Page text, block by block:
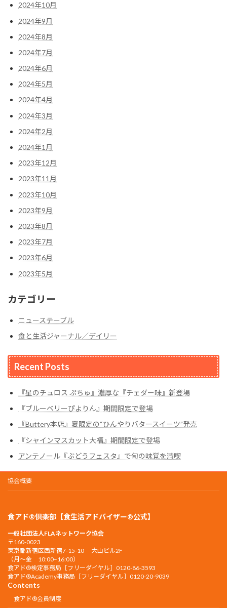
2024年10月
2024年9月
2024年8月
2024年7月
2024年6月
2024年5月
2024年4月
2024年3月
2024年2月
2024年1月
2023年12月
2023年11月
2023年10月
2023年9月
2023年8月
2023年7月
2023年6月
2023年5月
カテゴリー
ニューステーブル
食と生活ジャーナル／デイリー
Recent Posts
『星のチュロス ぷちゅ』濃厚な『チェダー味』新登場
『ブルーベリーぴよりん』期間限定で登場
『Buttery本店』夏限定の“ひんやりバタースイーツ”発売
『シャインマスカット大福』期間限定で登場
アンテノール『ぶどうフェスタ』で旬の味覚を満喫
協会概要
食アド®倶楽部【食生活アドバイザー®公式】
一般社団法人FLAネットワーク協会
〒160-0023
東京都新宿区西新宿7-15-10 大山ビル2F
（月〜金 10:00–16:00）
食アド®︎検定事務局［フリーダイヤル］0120-86-3593
食アド®︎Academy事務局［フリーダイヤル］0120-20-9039
Contents
食アド®会員制度